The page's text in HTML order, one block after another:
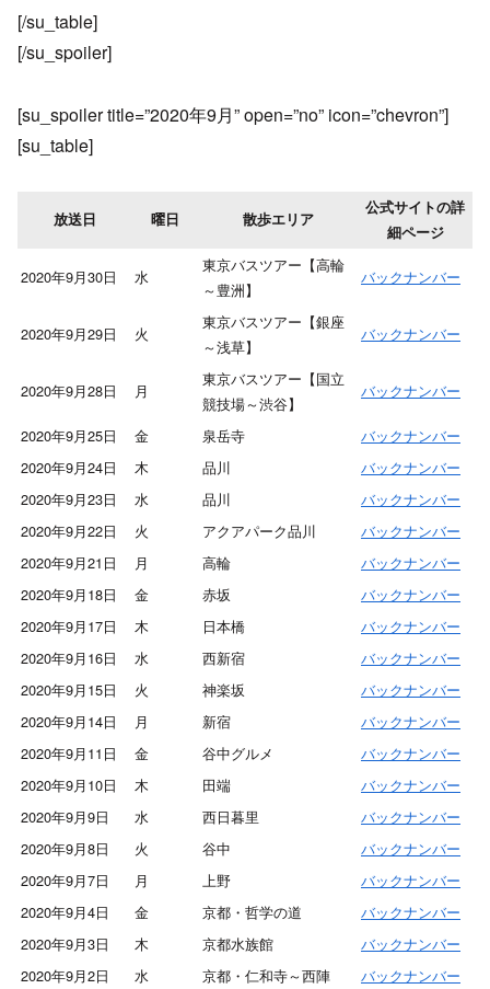
[/su_table]
[/su_spoiler]
[su_spoiler title=”2020年9月” open=”no” icon=”chevron”]
[su_table]
放送日 曜日 散歩エリア
公式サイトの詳
細ページ
2020年9月30日 水
東京バスツアー【高輪
～豊洲】
バックナンバー
2020年9月29日 火
東京バスツアー【銀座
～浅草】
バックナンバー
2020年9月28日 月
東京バスツアー【国立
競技場～渋谷】
バックナンバー
2020年9月25日 金 泉岳寺
バックナンバー
2020年9月24日
木 品川
バックナンバー
2020年9月23日
水 品川
バックナンバー
2020年9月22日
火 アクアパーク品川
バックナンバー
2020年9月21日
月 高輪
バックナンバー
2020年9月18日
金 赤坂
バックナンバー
2020年9月17日
木 日本橋
バックナンバー
2020年9月16日
水 西新宿
バックナンバー
2020年9月15日
火 神楽坂
バックナンバー
2020年9月14日
月 新宿
バックナンバー
2020年9月11日
金 谷中グルメ
バックナンバー
2020年9月10日
木 田端
バックナンバー
2020年9月9日
水 西日暮里
バックナンバー
2020年9月8日
火 谷中
バックナンバー
2020年9月7日
月 上野
バックナンバー
2020年9月4日
金 京都・哲学の道
バックナンバー
2020年9月3日
木 京都水族館
バックナンバー
2020年9月2日
水 京都・仁和寺～西陣
バックナンバー